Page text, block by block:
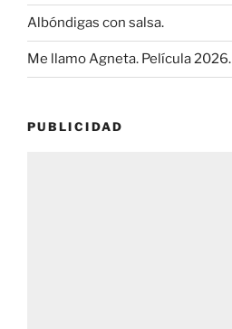
Albóndigas con salsa.
Me llamo Agneta. Película 2026.
PUBLICIDAD